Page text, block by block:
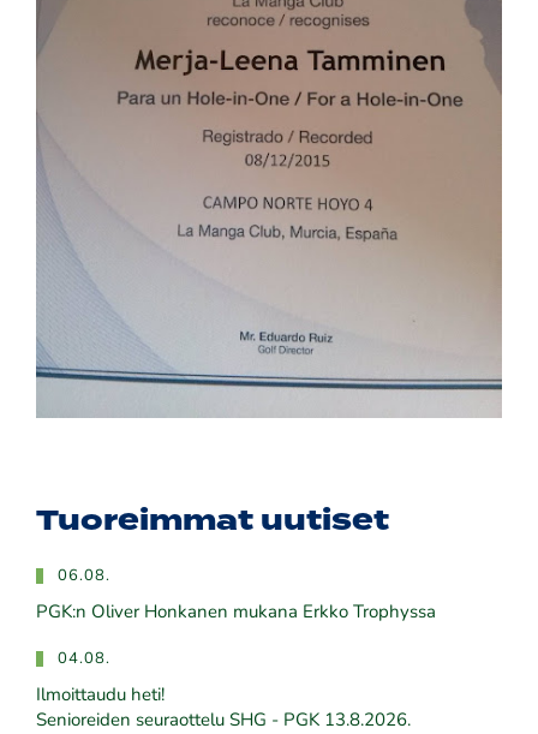
Tuoreimmat uutiset
06.08.
PGK:n Oliver Honkanen mukana Erkko Trophyssa
04.08.
Ilmoittaudu heti!
​​​​​​​Senioreiden seuraottelu SHG - PGK 13.8.2026.